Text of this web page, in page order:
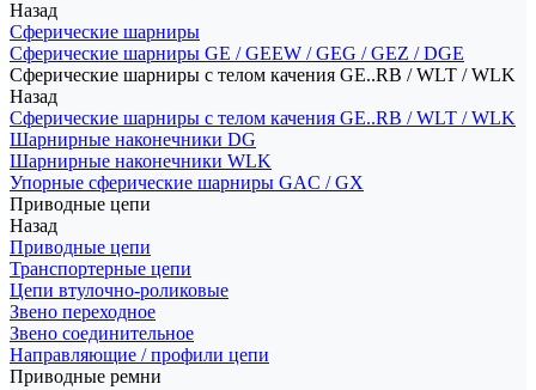
Назад
Сферические шарниры
Сферические шарниры GE / GEEW / GEG / GEZ / DGE
Сферические шарниры с телом качения GE..RB / WLT / WLK
Назад
Сферические шарниры с телом качения GE..RB / WLT / WLK
Шарнирные наконечники DG
Шарнирные наконечники WLK
Упорные сферические шарниры GAC / GX
Приводные цепи
Назад
Приводные цепи
Транспортерные цепи
Цепи втулочно-роликовые
Звено переходное
Звено соединительное
Направляющие / профили цепи
Приводные ремни